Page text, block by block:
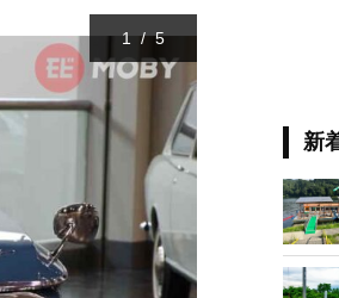
1/5
新